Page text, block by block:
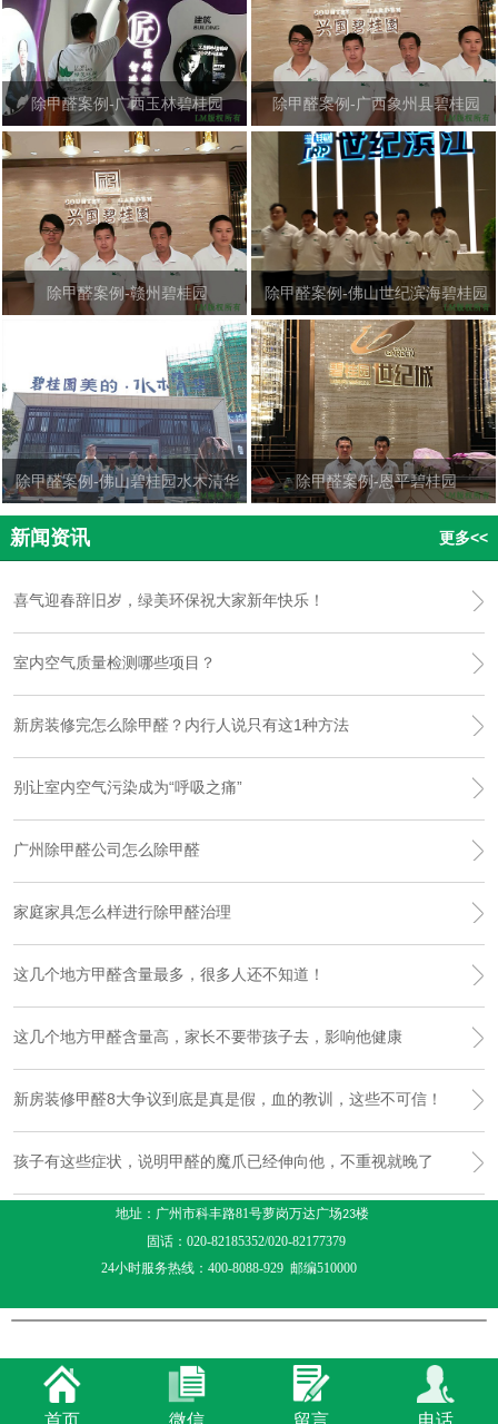
除甲醛案例-广西玉林碧桂园 除甲醛案例-广西象州县碧桂园
除甲醛案例-赣州碧桂园 除甲醛案例-佛山世纪滨海碧桂园
除甲醛案例-佛山碧桂园水木清华 除甲醛案例-恩平碧桂园
新闻资讯 更多<<
喜气迎春辞旧岁，绿美环保祝大家新年快乐！
室内空气质量检测哪些项目？
新房装修完怎么除甲醛？内行人说只有这1种方法
别让室内空气污染成为“呼吸之痛”
广州除甲醛公司怎么除甲醛
家庭家具怎么样进行除甲醛治理
这几个地方甲醛含量最多，很多人还不知道！
这几个地方甲醛含量高，家长不要带孩子去，影响他健康
新房装修甲醛8大争议到底是真是假，血的教训，这些不可信！
孩子有这些症状，说明甲醛的魔爪已经伸向他，不重视就晚了
地址：广州市科丰路81号萝岗万达广场23楼
固话：020-82185352/020-82177379
24小时服务热线：400-8088-929 邮编510000
首页 微信 留言 电话